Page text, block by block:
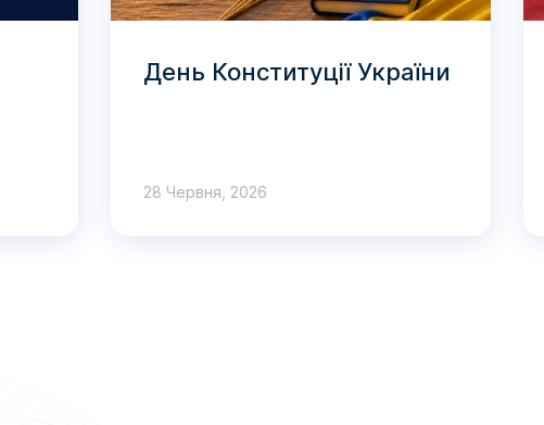
День Конституції України
28 Червня, 2026